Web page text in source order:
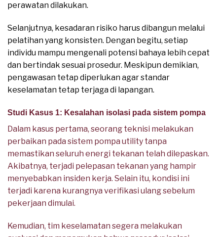
perawatan dilakukan.
Selanjutnya, kesadaran risiko harus dibangun melalui
pelatihan yang konsisten. Dengan begitu, setiap
individu mampu mengenali potensi bahaya lebih cepat
dan bertindak sesuai prosedur. Meskipun demikian,
pengawasan tetap diperlukan agar standar
keselamatan tetap terjaga di lapangan.
Studi Kasus 1: Kesalahan isolasi pada sistem pompa
Dalam kasus pertama, seorang teknisi melakukan
perbaikan pada sistem pompa utility tanpa
memastikan seluruh energi tekanan telah dilepaskan.
Akibatnya, terjadi pelepasan tekanan yang hampir
menyebabkan insiden kerja. Selain itu, kondisi ini
terjadi karena kurangnya verifikasi ulang sebelum
pekerjaan dimulai.
Kemudian, tim keselamatan segera melakukan